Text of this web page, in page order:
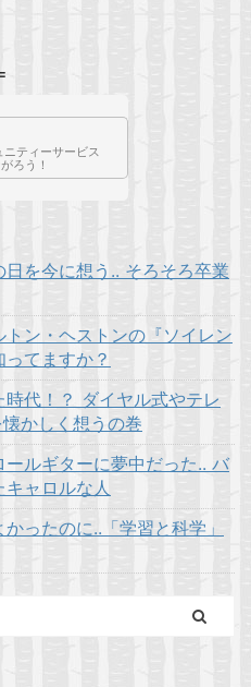
ティーサービス
ろう！
を今に想う.. そろそろ卒業
ン・ヘストンの『ソイレン
てますか？
代！？ ダイヤル式やテレ
かしく想うの巻
ルギターに夢中だった.. バ
ャロルな人
ったのに..「学習と科学」